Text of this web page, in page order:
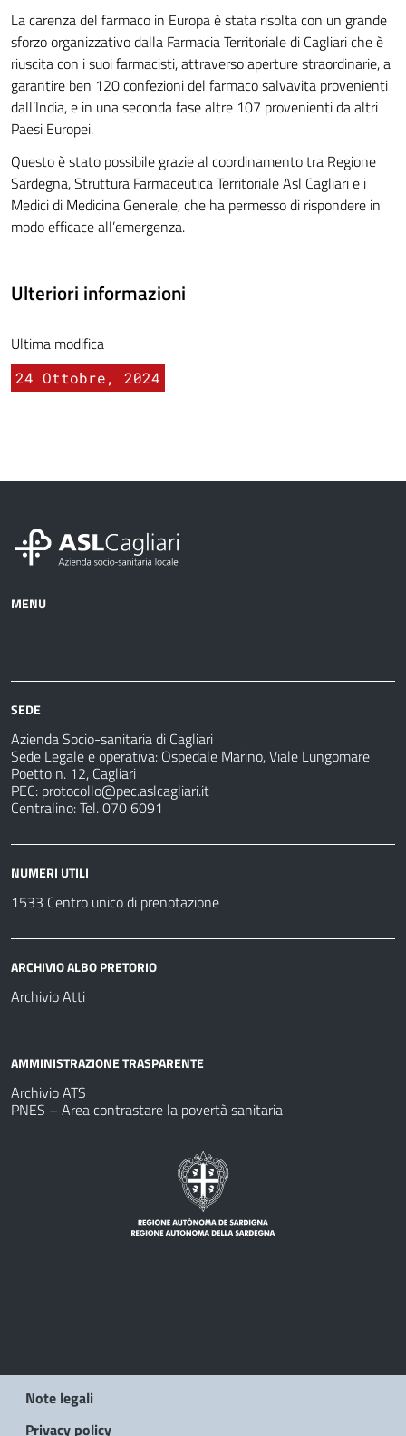
La carenza del farmaco in Europa è stata risolta con un grande
sforzo organizzativo dalla Farmacia Territoriale di Cagliari che è
riuscita con i suoi farmacisti, attraverso aperture straordinarie, a
garantire ben 120 confezioni del farmaco salvavita provenienti
dall’India, e in una seconda fase altre 107 provenienti da altri
Paesi Europei.
Questo è stato possibile grazie al coordinamento tra Regione
Sardegna, Struttura Farmaceutica Territoriale Asl Cagliari e i
Medici di Medicina Generale, che ha permesso di rispondere in
modo efficace all’emergenza.
Ulteriori informazioni
Ultima modifica
24 Ottobre, 2024
MENU
sanitarie
fare
SEDE
Azienda Socio-sanitaria di Cagliari
Sede Legale e operativa: Ospedale Marino, Viale Lungomare
Poetto n. 12, Cagliari
PEC: protocollo@pec.aslcagliari.it
Centralino: Tel. 070 6091
NUMERI UTILI
1533 Centro unico di prenotazione
ARCHIVIO ALBO PRETORIO
Archivio Atti
AMMINISTRAZIONE TRASPARENTE
Archivio ATS
PNES – Area contrastare la povertà sanitaria
Note legali
Privacy policy